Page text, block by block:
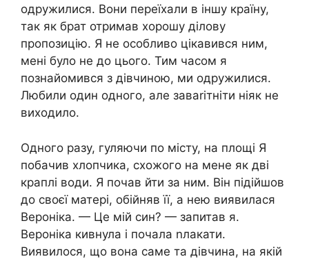
одружилися. Вони переїхали в іншу країну,
так як брат отримав хорошу ділову
пропозицію. Я не особливо цікавився ним,
мені було не до цього. Тим часом я
познайомився з дівчиною, ми одружилися.
Любили один одного, але заваrітніти ніяк не
виходило.
Одного разу, гуляючи по місту, на площі Я
побачив хлопчика, схожого на мене як дві
краплі води. Я почав йти за ним. Він підійшов
до своєї матері, обійняв її, а нею виявилася
Вероніка. — Це мій син? — запитав я.
Вероніка кивнула і почала nлакати.
Виявилося, що вона саме та дівчина, на якій